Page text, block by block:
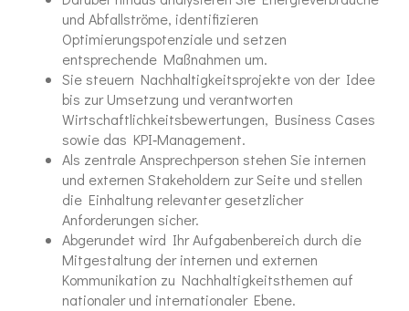
und Abfallströme, identifizieren
Optimierungspotenziale und setzen
entsprechende Maßnahmen um.
Sie steuern Nachhaltigkeitsprojekte von der Idee
bis zur Umsetzung und verantworten
Wirtschaftlichkeitsbewertungen, Business Cases
sowie das KPI‑Management.
Als zentrale Ansprechperson stehen Sie internen
und externen Stakeholdern zur Seite und stellen
die Einhaltung relevanter gesetzlicher
Anforderungen sicher.
Abgerundet wird Ihr Aufgabenbereich durch die
Mitgestaltung der internen und externen
Kommunikation zu Nachhaltigkeitsthemen auf
nationaler und internationaler Ebene.